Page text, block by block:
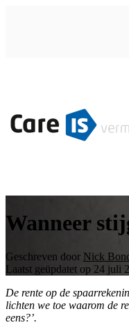
Wanneer
Geschreven door Nick
Laatst geüpdatet op 24 juli
De rente op de
lichten we toe waarom de
eens?’.